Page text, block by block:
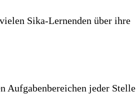
Sika-Lernenden über ihre
Aufgabenbereichen jeder Stelle